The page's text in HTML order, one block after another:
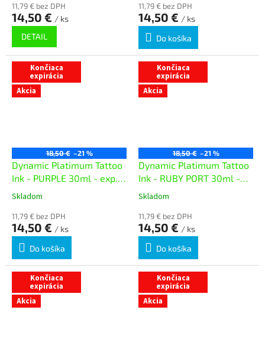
11,79 € bez DPH
14,50 € / ks
DETAIL
11,79 € bez DPH
14,50 € / ks
Do košíka
Končiaca
expirácia
Akcia
18,50 € –21 %
Dynamic Platimum Tattoo
Ink - PURPLE 30ml - exp.
07/26
Skladom
11,79 € bez DPH
14,50 € / ks
Do košíka
Končiaca
expirácia
Akcia
18,50 € –21 %
Dynamic Platimum Tattoo
Ink - RUBY PORT 30ml -
exp. 07/26
Skladom
11,79 € bez DPH
14,50 € / ks
Do košíka
Končiaca
expirácia
Akcia
Končiaca
expirácia
Akcia